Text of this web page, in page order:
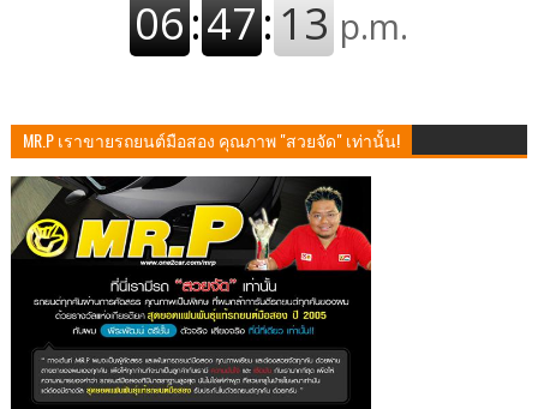
MR.P เราขายรถยนต์มือสอง คุณภาพ "สวยจัด" เท่านั้น!